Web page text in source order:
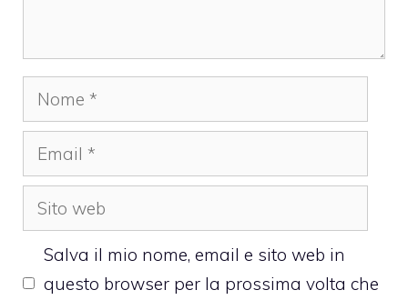
Nome
Email
Sito
web
Salva il mio nome, email e sito web in
questo browser per la prossima volta che